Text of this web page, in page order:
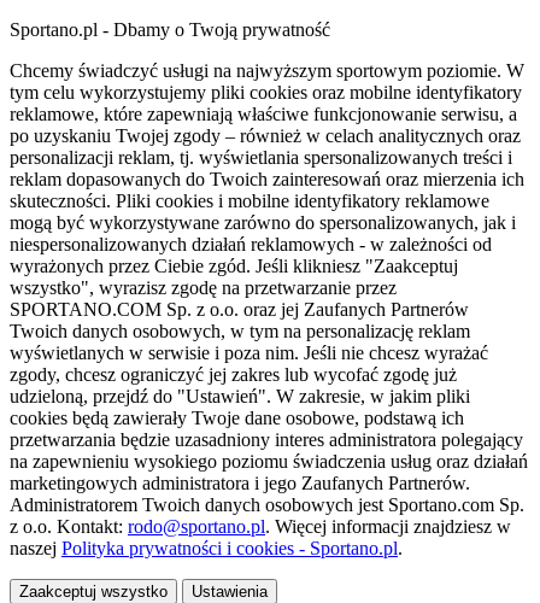
Sportano.pl - Dbamy o Twoją prywatność
Chcemy świadczyć usługi na najwyższym sportowym poziomie. W
tym celu wykorzystujemy pliki cookies oraz mobilne identyfikatory
reklamowe, które zapewniają właściwe funkcjonowanie serwisu, a
po uzyskaniu Twojej zgody – również w celach analitycznych oraz
personalizacji reklam, tj. wyświetlania spersonalizowanych treści i
reklam dopasowanych do Twoich zainteresowań oraz mierzenia ich
skuteczności. Pliki cookies i mobilne identyfikatory reklamowe
mogą być wykorzystywane zarówno do spersonalizowanych, jak i
niespersonalizowanych działań reklamowych - w zależności od
wyrażonych przez Ciebie zgód. Jeśli klikniesz "Zaakceptuj
wszystko", wyrazisz zgodę na przetwarzanie przez
SPORTANO.COM Sp. z o.o. oraz jej Zaufanych Partnerów
Twoich danych osobowych, w tym na personalizację reklam
wyświetlanych w serwisie i poza nim. Jeśli nie chcesz wyrażać
zgody, chcesz ograniczyć jej zakres lub wycofać zgodę już
udzieloną, przejdź do "Ustawień". W zakresie, w jakim pliki
cookies będą zawierały Twoje dane osobowe, podstawą ich
przetwarzania będzie uzasadniony interes administratora polegający
na zapewnieniu wysokiego poziomu świadczenia usług oraz działań
marketingowych administratora i jego Zaufanych Partnerów.
Administratorem Twoich danych osobowych jest Sportano.com Sp.
z o.o. Kontakt: rodo@sportano.pl. Więcej informacji znajdziesz w
naszej Polityka prywatności i cookies - Sportano.pl.
Zaakceptuj wszystko Ustawienia